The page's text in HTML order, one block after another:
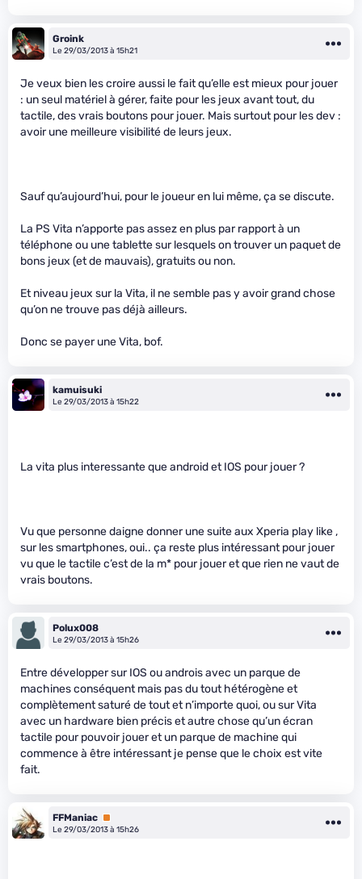
Groink
Le 29/03/2013 à 15h21
Je veux bien les croire aussi le fait qu’elle est mieux pour jouer
: un seul matériel à gérer, faite pour les jeux avant tout, du
tactile, des vrais boutons pour jouer. Mais surtout pour les dev :
avoir une meilleure visibilité de leurs jeux.
Sauf qu’aujourd’hui, pour le joueur en lui même, ça se discute.
La PS Vita n’apporte pas assez en plus par rapport à un
téléphone ou une tablette sur lesquels on trouver un paquet de
bons jeux (et de mauvais), gratuits ou non.
Et niveau jeux sur la Vita, il ne semble pas y avoir grand chose
qu’on ne trouve pas déjà ailleurs.
Donc se payer une Vita, bof.
kamuisuki
Le 29/03/2013 à 15h22
La vita plus interessante que android et IOS pour jouer ?
Vu que personne daigne donner une suite aux Xperia play like ,
sur les smartphones, oui.. ça reste plus intéressant pour jouer
vu que le tactile c’est de la m* pour jouer et que rien ne vaut de
vrais boutons.
Polux008
Le 29/03/2013 à 15h26
Entre développer sur IOS ou androis avec un parque de
machines conséquent mais pas du tout hétérogène et
complètement saturé de tout et n’importe quoi, ou sur Vita
avec un hardware bien précis et autre chose qu’un écran
tactile pour pouvoir jouer et un parque de machine qui
commence à être intéressant je pense que le choix est vite
fait.
FFManiac Premium
Le 29/03/2013 à 15h26